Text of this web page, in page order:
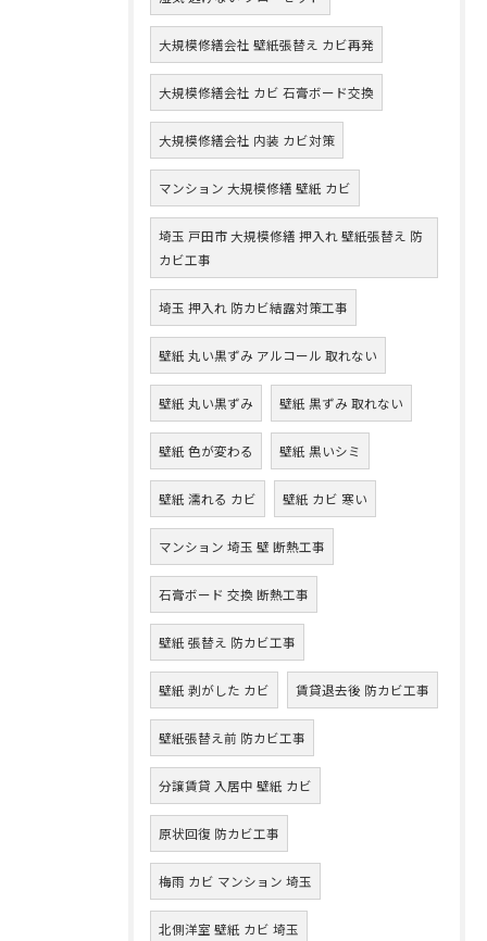
大規模修繕会社 壁紙張替え カビ再発
大規模修繕会社 カビ 石膏ボード交換
大規模修繕会社 内装 カビ対策
マンション 大規模修繕 壁紙 カビ
埼玉 戸田市 大規模修繕 押入れ 壁紙張替え 防
カビ工事
埼玉 押入れ 防カビ結露対策工事
壁紙 丸い黒ずみ アルコール 取れない
壁紙 丸い黒ずみ 壁紙 黒ずみ 取れない
壁紙 色が変わる 壁紙 黒いシミ
壁紙 濡れる カビ 壁紙 カビ 寒い
マンション 埼玉 壁 断熱工事
石膏ボード 交換 断熱工事
壁紙 張替え 防カビ工事
壁紙 剥がした カビ 賃貸退去後 防カビ工事
壁紙張替え前 防カビ工事
分譲賃貸 入居中 壁紙 カビ
原状回復 防カビ工事
梅雨 カビ マンション 埼玉
北側洋室 壁紙 カビ 埼玉